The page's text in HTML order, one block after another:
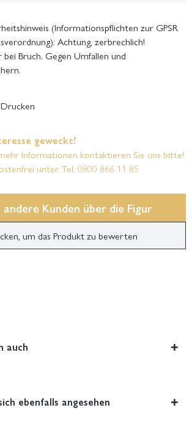
(Informationspflichten zur GPSR
Achtung, zerbrechlich!
Bruch. Gegen Umfallen und
Drucken
geweckt?
Informationen kontaktieren Sie uns bitte!
unter Tel. 0800 866 11 85
andere Kunden über die Figur
um das Produkt zu bewerten
auch
ebenfalls angesehen